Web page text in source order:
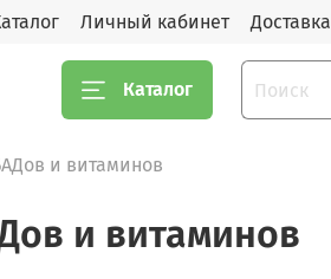
Личный кабинет Доставка
Каталог
и витаминов
и витаминов